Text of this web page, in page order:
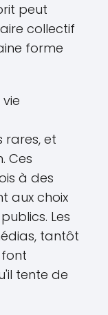
peut
collectif
forme
rares, et
Ces
à des
aux choix
Les
tantôt
tente de